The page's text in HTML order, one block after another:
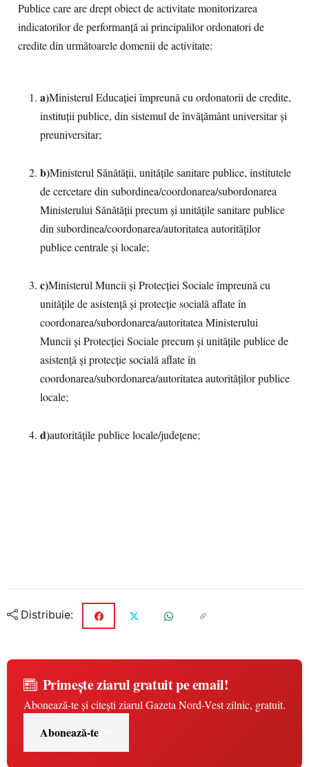
Publice care are drept obiect de activitate monitorizarea
indicatorilor de performanță ai principalilor ordonatori de
credite din următoarele domenii de activitate:
a)Ministerul Educației împreună cu ordonatorii de credite,
instituții publice, din sistemul de învățământ universitar și
preuniversitar;
b)Ministerul Sănătății, unitățile sanitare publice, institutele
de cercetare din subordinea/coordonarea/subordonarea
Ministerului Sănătății precum și unitățile sanitare publice
din subordinea/coordonarea/autoritatea autorităților
publice centrale și locale;
c)Ministerul Muncii și Protecției Sociale împreună cu
unitățile de asistență și protecție socială aflate în
coordonarea/subordonarea/autoritatea Ministerului
Muncii și Protecției Sociale precum și unitățile publice de
asistență și protecție socială aflate în
coordonarea/subordonarea/autoritatea autorităților publice
locale;
d)autoritățile publice locale/județene;
Distribuie:
Primește ziarul gratuit pe email!
Abonează-te și citești ziarul Gazeta Nord-Vest zilnic, gratuit.
Abonează-te